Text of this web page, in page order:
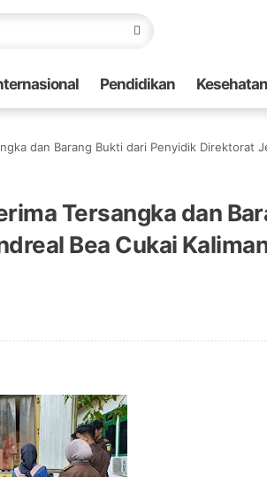
Pendidikan Kesehatan
dan Barang Bukti dari Penyidik Direktorat
Tersangka dan
Bea Cukai